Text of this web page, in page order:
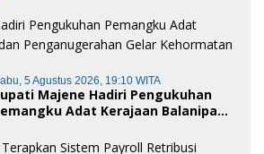
5 Agustus 2026, 19:10 WITA
Majene Hadiri Pengukuhan
Adat Kerajaan Balanipa
Adat